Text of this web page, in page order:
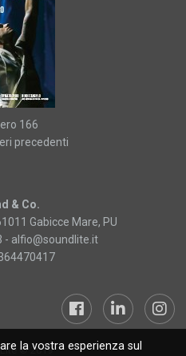
la vostra esperienza sul
166
precedenti
& Co.
Gabicce Mare, PU
- alfio@soundlite.it
© 2019